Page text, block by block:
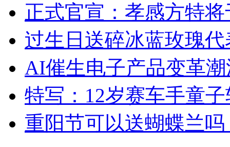
正式官宣：孝感方特
过生日送碎冰蓝玫瑰
AI催生电子产品变革
特写：12岁赛车手童
重阳节可以送蝴蝶兰吗